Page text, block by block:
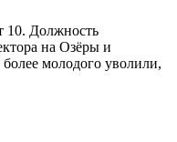
10. Должность
на Озёры и
молодого уволили,